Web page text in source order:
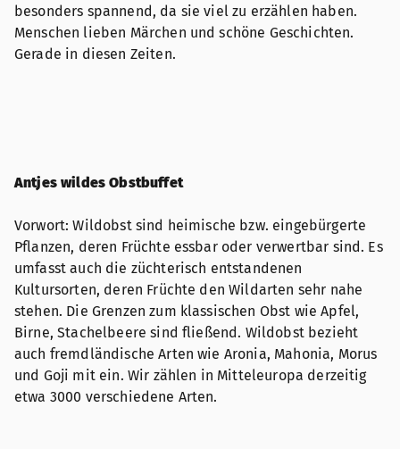
besonders spannend, da sie viel zu erzählen haben.
Menschen lieben Märchen und schöne Geschichten.
Gerade in diesen Zeiten.
Antjes wildes Obstbuffet
Vorwort: Wildobst sind heimische bzw. eingebürgerte
Pflanzen, deren Früchte essbar oder verwertbar sind. Es
umfasst auch die züchterisch entstandenen
Kultursorten, deren Früchte den Wildarten sehr nahe
stehen. Die Grenzen zum klassischen Obst wie Apfel,
Birne, Stachelbeere sind fließend. Wildobst bezieht
auch fremdländische Arten wie Aronia, Mahonia, Morus
und Goji mit ein. Wir zählen in Mitteleuropa derzeitig
etwa 3000 verschiedene Arten.